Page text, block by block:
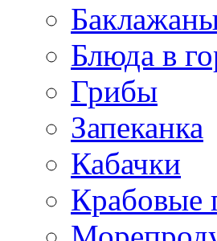
Блюда в
Грибы
Запеканка
Кабачки
Крабовые